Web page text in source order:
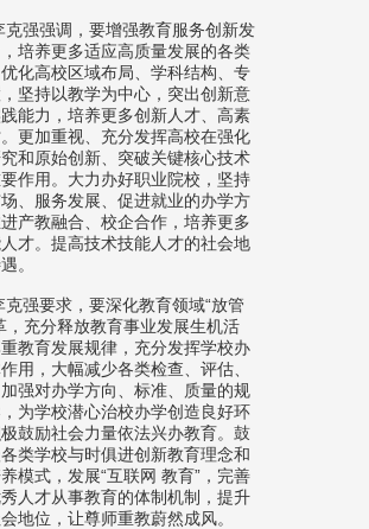
克强强调，要增强教育服务创新发
培养更多适应高质量发展的各类
优化高校区域布局、学科结构、专
坚持以教学为中心，突出创新意
能力，培养更多创新人才、高素
更加重视、充分发挥高校在强化
和原始创新、突破关键核心技术
作用。大力办好职业院校，坚持
、服务发展、促进就业的办学方
产教融合、校企合作，培养更多
才。提高技术技能人才的社会地
。
克强要求，要深化教育领域“放管
，充分释放教育事业发展生机活
教育发展规律，充分发挥学校办
用，大幅减少各类检查、评估、
强对办学方向、标准、质量的规
为学校潜心治校办学创造良好环
鼓励社会力量依法兴办教育。鼓
类学校与时俱进创新教育理念和
模式，发展“互联网 教育”，完善
人才从事教育的体制机制，提升
地位，让尊师重教蔚然成风。